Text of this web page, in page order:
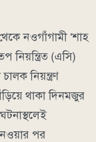
নওগাঁগামী ‘শাহ
(এসি)
নিয়ন্ত্রণ
থাকা দিনমজুর
পর